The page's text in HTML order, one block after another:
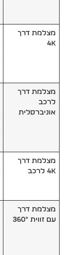
מצלמת דרך
4K
מצלמת דרך
לרכב
אוניברסלית
מצלמת דרך
4K לרכב
מצלמת דרך
עם זווית 360°